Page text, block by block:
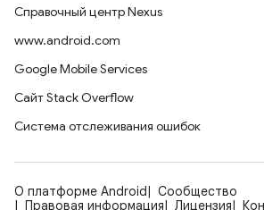
Справочный центр Nexus
www.android.com
Google Mobile Services
Сайт Stack Overflow
Система отслеживания ошибок
О платформе Android
Сообщество
Правовая информация
Лицензия